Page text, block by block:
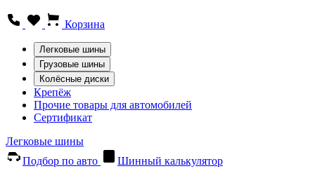
Корзина
Легковые шины
Грузовые шины
Колёсные диски
Крепёж
Прочие товары для автомобилей
Сертификат
Легковые шины
Подбор по авто
Шинный калькулятор